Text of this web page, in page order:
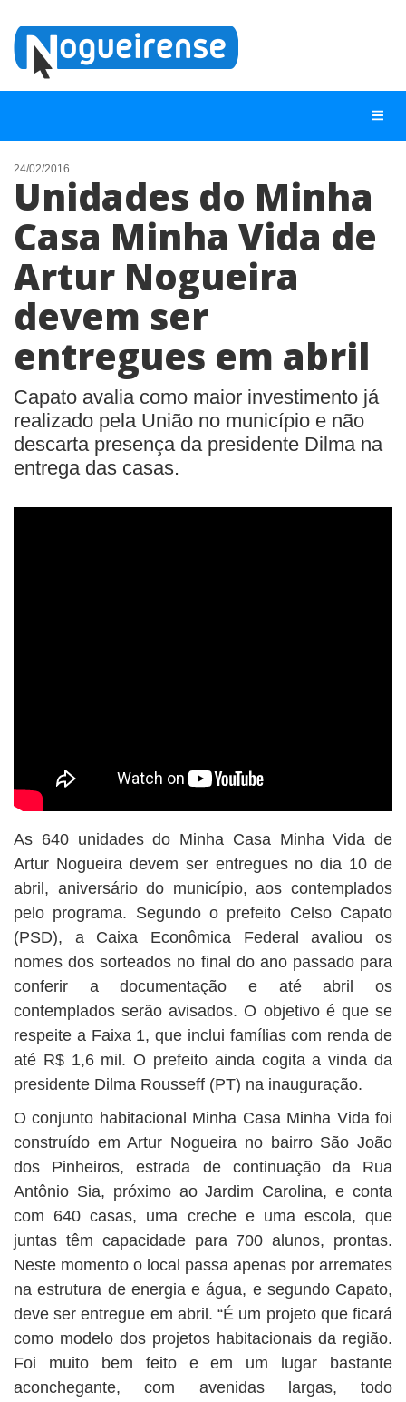
NOTÍCIAS
LISTA DIGITAL
TELEFONES ÚTEIS
CONTATO
ANUNCIE
BUSCAR
24/02/2016
Unidades do Minha
Casa Minha Vida de
Artur Nogueira
devem ser
entregues em abril
Capato avalia como maior investimento já
realizado pela União no município e não
descarta presença da presidente Dilma na
entrega das casas.
As 640 unidades do Minha Casa Minha Vida de
Artur Nogueira devem ser entregues no dia 10 de
abril, aniversário do município, aos contemplados
pelo programa. Segundo o prefeito Celso Capato
(PSD), a Caixa Econômica Federal avaliou os
nomes dos sorteados no final do ano passado para
conferir a documentação e até abril os
contemplados serão avisados. O objetivo é que se
respeite a Faixa 1, que inclui famílias com renda de
até R$ 1,6 mil. O prefeito ainda cogita a vinda da
presidente Dilma Rousseff (PT) na inauguração.
O conjunto habitacional Minha Casa Minha Vida foi
construído em Artur Nogueira no bairro São João
dos Pinheiros, estrada de continuação da Rua
Antônio Sia, próximo ao Jardim Carolina, e conta
com 640 casas, uma creche e uma escola, que
juntas têm capacidade para 700 alunos, prontas.
Neste momento o local passa apenas por arremates
na estrutura de energia e água, e segundo Capato,
deve ser entregue em abril. “É um projeto que ficará
como modelo dos projetos habitacionais da região.
Foi muito bem feito e em um lugar bastante
aconchegante, com avenidas largas, todo